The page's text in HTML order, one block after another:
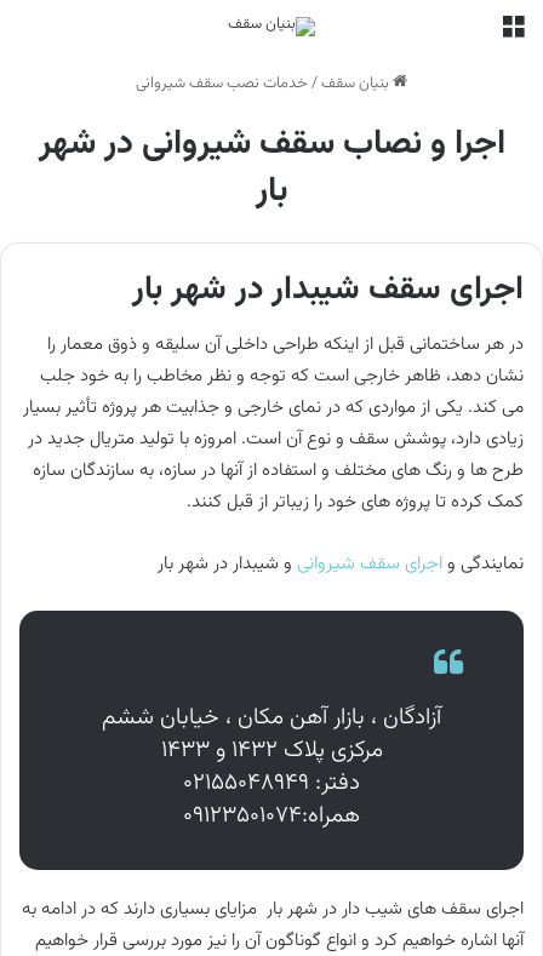
بنیان سقف/ خدمات نصب سقف شیروانی
اجرا و نصاب سقف شیروانی در شهر
بار
اجرای سقف شیبدار در شهر بار
در هر ساختمانی قبل از اینکه طراحی داخلی آن سلیقه و ذوق معمار را
نشان دهد، ظاهر خارجی است که توجه و نظر مخاطب را به خود جلب
می کند. یکی از مواردی که در نمای خارجی و جذابیت هر پروژه تأثیر بسیار
زیادی دارد، پوشش سقف و نوع آن است. امروزه با تولید متریال جدید در
طرح ها و رنگ های مختلف و استفاده از آنها در سازه، به سازندگان سازه
کمک کرده تا پروژه های خود را زیباتر از قبل کنند.
نمایندگی واجرای سقف شیروانی و شیبدار در شهر بار
آزادگان ، بازار آهن مکان ، خیابان ششم
مرکزی پلاک ۱۴۳۲ و ۱۴۳۳
دفتر: ۰۲۱۵۵۰۴۸۹۴۹
همراه:۰۹۱۲۳۵۰۱۰۷۴
اجرای سقف های شیب دار در شهر بار مزایای بسیاری دارند که در ادامه به
آنها اشاره خواهیم کرد و انواع گوناگون آن را نیز مورد بررسی قرار خواهیم